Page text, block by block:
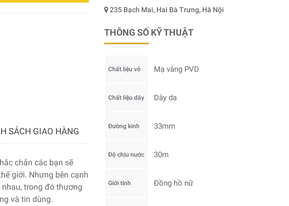
SÁCH GIAO HÀNG
chắn các bạn sẽ
giới. Nhưng bên cạnh
trong đó thương
và tin dùng.
235 Bạch Mai, Hai Bà Trưng, Hà Nội
THÔNG SỐ KỸ THUẬT
Chất liệu vỏ Mạ vàng PVD
Chất liệu dây Dây da
Đường kính 33mm
Độ chịu nước 30m
Giới tính Đồng hồ nữ